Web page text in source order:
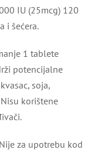
IU (25mcg) 120
i šećera.
1 tablete
potencijalne
soja,
korištene
za upotrebu kod